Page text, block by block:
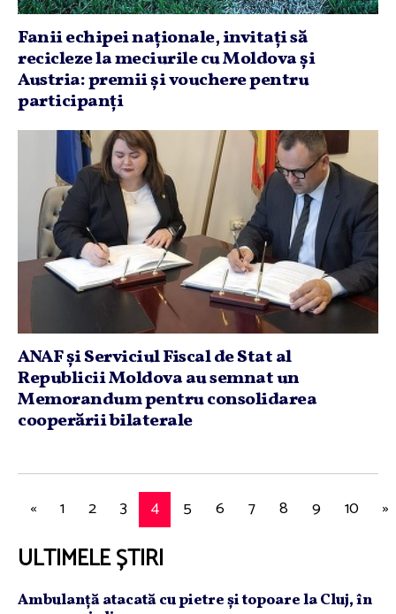
Fanii echipei naţionale, invitaţi să
recicleze la meciurile cu Moldova şi
Austria: premii şi vouchere pentru
participanţi
ANAF şi Serviciul Fiscal de Stat al
Republicii Moldova au semnat un
Memorandum pentru consolidarea
cooperării bilaterale
« 1 2 3 4 5 6 7 8 9 10 »
ULTIMELE ȘTIRI
Ambulanţă atacată cu pietre şi topoare la Cluj, în